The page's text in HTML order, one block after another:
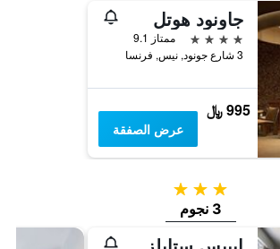
جاونود هوتل
4 نجوم
ممتاز 9.1
3 شارع جونود, نيس, فرنسا
995 ﷼
عرض الصفقة
3 نجوم
3 نجوم